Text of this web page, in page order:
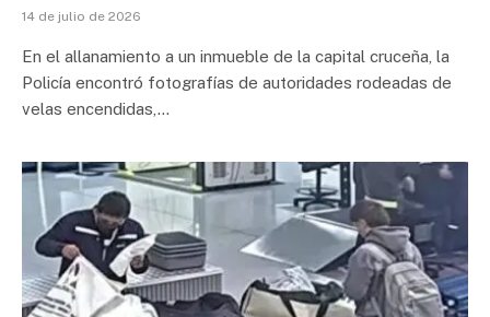
14 de julio de 2026
En el allanamiento a un inmueble de la capital cruceña, la
Policía encontró fotografías de autoridades rodeadas de
velas encendidas,…